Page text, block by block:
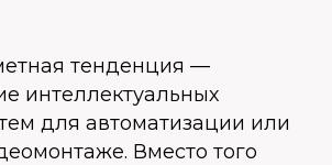
тенденция —
интеллектуальных
для автоматизации или
Вместо того